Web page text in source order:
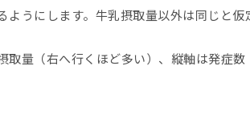
うにします。牛乳摂取量以外は同じと
量（右へ行くほど多い）、縦軸は発症